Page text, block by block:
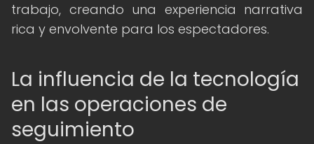
trabajo, creando una experiencia narrativa
rica y envolvente para los espectadores.
La influencia de la tecnología
en las operaciones de
seguimiento